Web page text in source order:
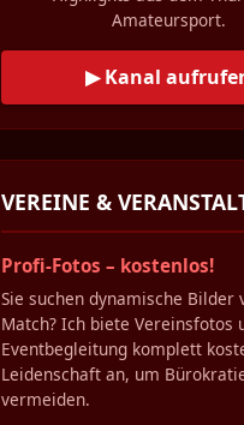
Amateursport.
▶ Kanal
VEREINE &
Profi-Fotos – kostenlos!
Sie suchen dynamische Bilder
Match? Ich biete Vereinsfotos
Eventbegleitung komplett
Leidenschaft an, um
vermeiden.